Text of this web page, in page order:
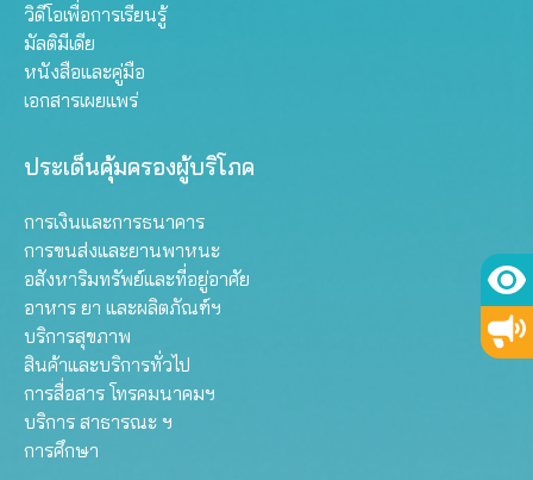
วิดีโอเพื่อการเรียนรู้
มัลติมีเดีย
หนังสือและคู่มือ
เอกสารเผยแพร่
ประเด็นคุ้มครองผู้บริโภค
การเงินและการธนาคาร
การขนส่งและยานพาหนะ
อสังหาริมทรัพย์และที่อยู่อาศัย
อาหาร ยา และผลิตภัณฑ์ฯ
บริการสุขภาพ
สินค้าและบริการทั่วไป
การสื่อสาร โทรคมนาคมฯ
บริการ สาธารณะ ฯ
การศึกษา